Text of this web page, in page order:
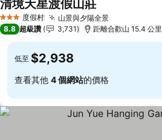
3 星級 度假村 山景與夕陽全景查看價格
清境天星渡假山莊
8.8 超級讚 3,731 距離合歡山 15.4 公里
低至 $2,938
查看其他 4 個網站的價格